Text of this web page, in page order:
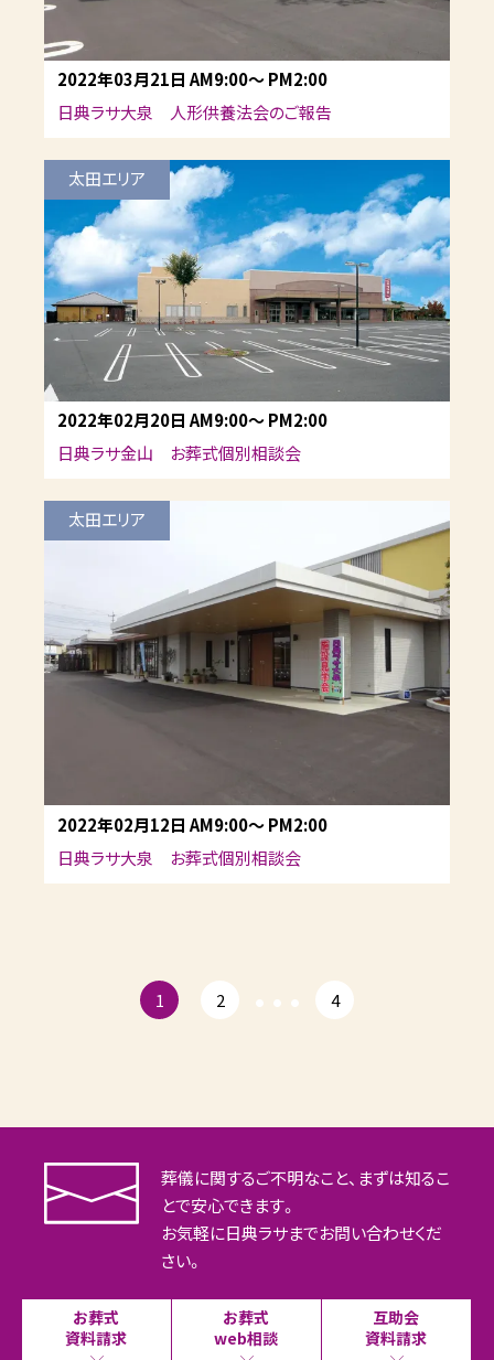
2022年03月21日 AM9:00～PM2:00
日典ラサ大泉 人形供養法会のご報告
2022年02月20日 AM9:00～PM2:00
日典ラサ金山 お葬式個別相談会
太田エリア
2022年02月12日 AM9:00～PM2:00
日典ラサ大泉 お葬式個別相談会
太田エリア
1 2 … 4
葬儀に関するご不明なこと、まずは知るこ
とで安心できます。
お気軽に日典ラサまでお問い合わせくだ
さい。
お葬式
資料請求
お葬式
web相談
互助会
資料請求